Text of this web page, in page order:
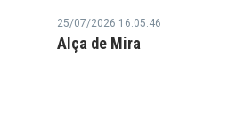
25/07/2026 16:05:46
Alça de Mira